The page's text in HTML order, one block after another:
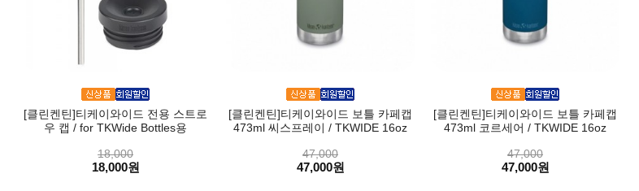
[클린켄틴]티케이와이드 전용 스트로
우 캡 / for TKWide Bottles용
18,000
18,000원
[클린켄틴]티케이와이드 보틀 카페캡
473ml 씨스프레이 / TKWIDE 16oz
47,000
47,000원
[클린켄틴]티케이와이드 보틀 카페캡
473ml 코르세어 / TKWIDE 16oz
47,000
47,000원